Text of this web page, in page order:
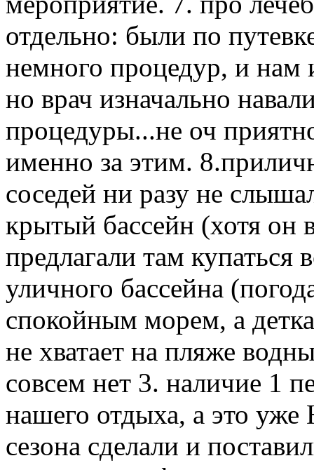
отдельно: были по
немного процедур, и нам
но врач изначально
процедуры...не оч
именно за этим.
соседей ни разу не
крытый бассейн (хотя он
предлагали там
уличного бассейна
спокойным морем, а
не хватает на пляже
совсем нет 3. наличие 1
нашего отдыха, а это
сезона сделали и